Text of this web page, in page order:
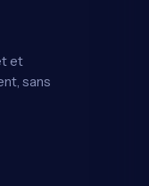
et
sans